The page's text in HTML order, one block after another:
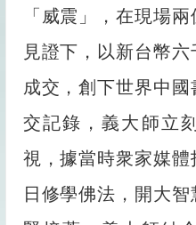
「威震」，在現場
見證下，以新台幣
成交，創下世界中
交記錄，義大師立
視，據當時衆家媒
日修學佛法，開大智